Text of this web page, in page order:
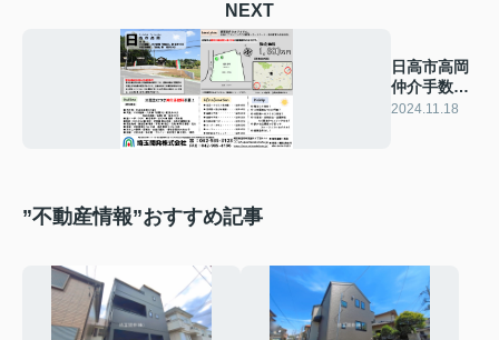
NEXT
日高市高岡
仲介手数料
不要 物件紹
2024.11.18
”不動産情報”おすすめ記事